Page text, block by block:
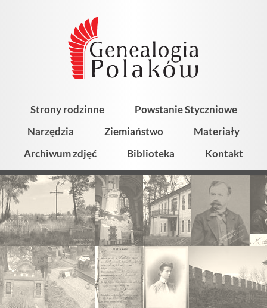
Strony rodzinne
Powstanie Styczniowe
Narzędzia
Ziemiaństwo
Materiały
Archiwum zdjęć
Biblioteka Kontakt